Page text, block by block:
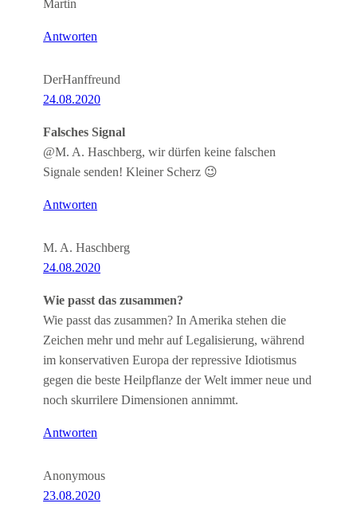
Martin
Antworten
DerHanffreund
24.08.2020
Falsches Signal
@M. A. Haschberg, wir dürfen keine falschen
Signale senden! Kleiner Scherz 😉
Antworten
M. A. Haschberg
24.08.2020
Wie passt das zusammen?
Wie passt das zusammen? In Amerika stehen die
Zeichen mehr und mehr auf Legalisierung, während
im konservativen Europa der repressive Idiotismus
gegen die beste Heilpflanze der Welt immer neue und
noch skurrilere Dimensionen annimmt.
Antworten
Anonymous
23.08.2020